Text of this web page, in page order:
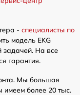
- специалисты по
модель EKG
задачей. На все
гарантия.
Мы большая
имеем более 20 тыс.